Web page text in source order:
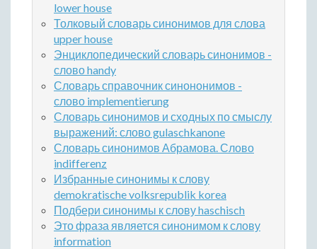
lower house
Толковый словарь синонимов для слова
upper house
Энциклопедический словарь синонимов -
слово handy
Словарь справочник синононимов -
слово implementierung
Словарь синонимов и сходных по смыслу
выражений: слово gulaschkanone
Словарь синонимов Абрамова. Слово
indifferenz
Избранные синонимы к слову
demokratische volksrepublik korea
Подбери синонимы к слову haschisch
Это фраза является синонимом к слову
information